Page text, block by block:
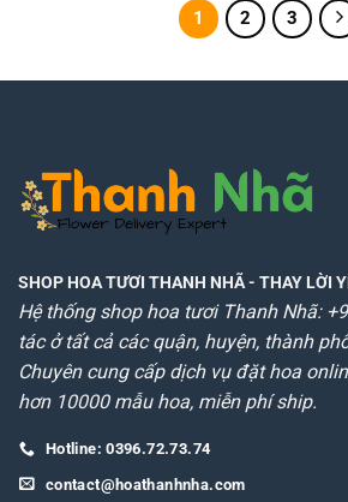
1 2 3
SHOP HOA TƯƠI THANH NHÃ- THAY LỜI
Hệ thống shop hoa tươi Thanh Nhã:
tác ở tất cả các quận, huyện, thành
Chuyên cung cấp dịch vụ đặt hoa
hơn 10000 mẫu hoa, miễn phí ship.
Hotline: 0396.72.73.74
contact@hoathanhnha.com